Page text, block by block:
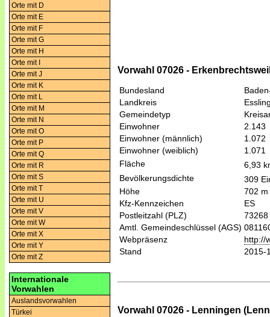
Orte mit D
Orte mit E
Orte mit F
Orte mit G
Orte mit H
Orte mit I
Orte mit J
Orte mit K
Orte mit L
Orte mit M
Orte mit N
Orte mit O
Orte mit P
Orte mit Q
Orte mit R
Orte mit S
Orte mit T
Orte mit U
Orte mit V
Orte mit W
Orte mit X
Orte mit Y
Orte mit Z
Internationale
Vorwahlen
Auslandsvorwahlen
Türkei
Vorwahl 07026 -
Bundesland
Landkreis
Gemeindetyp
Einwohner
2.143
Einwohner (männlich)
1.072
Einwohner (weiblich)
1.071
Fläche
6,93
Bevölkerungsdichte
309
Höhe
702 m
Kfz-Kennzeichen
ES
Postleitzahl (PLZ)
73268
Amtl. Gemeindeschlüssel (AGS)
Webpräsenz
http://
Stand
2015-
Vorwahl 07026 - Lenningen